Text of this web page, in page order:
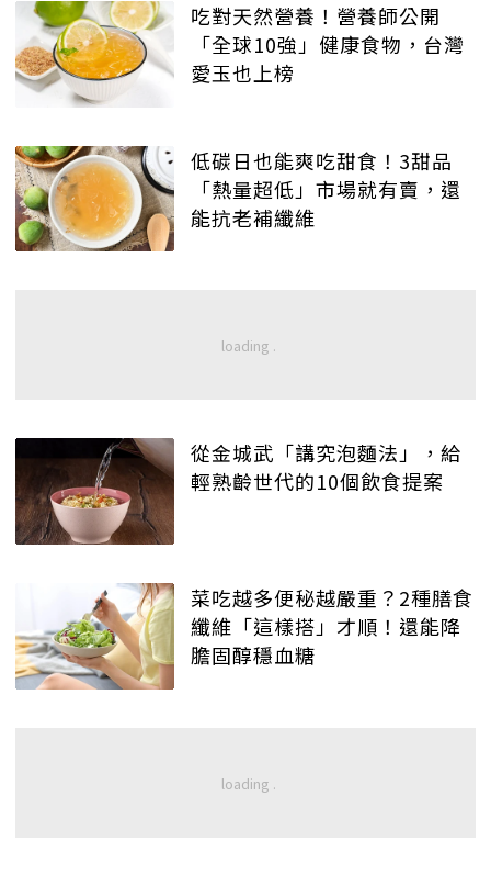
吃對天然營養！營養師公開
「全球10強」健康食物，台灣
愛玉也上榜
低碳日也能爽吃甜食！3甜品
「熱量超低」市場就有賣，還
能抗老補纖維
從金城武「講究泡麵法」，給
輕熟齡世代的10個飲食提案
菜吃越多便秘越嚴重？2種膳食
纖維「這樣搭」才順！還能降
膽固醇穩血糖